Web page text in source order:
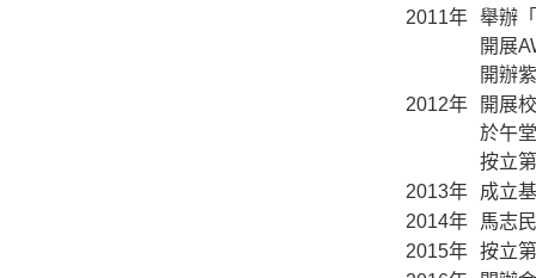
2011年 舉辦
開展
開辦
2012年
開展
於午
按立
2013年
成立
2014年
馬志
2015年 按立